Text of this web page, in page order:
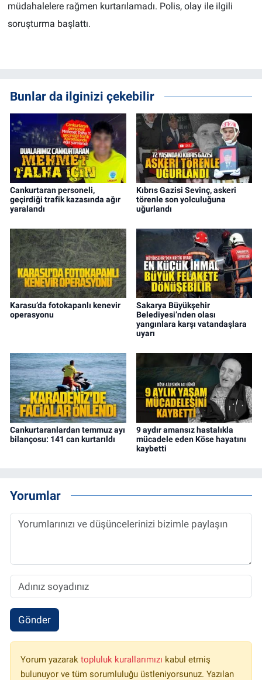
müdahalelere rağmen kurtarılamadı. Polis, olay ile ilgili
soruşturma başlattı.
Bunlar da ilginizi çekebilir
Cankurtaran personeli,
geçirdiği trafik kazasında ağır
yaralandı
Kıbrıs Gazisi Sevinç, askeri
törenle son yolculuğuna
uğurlandı
Karasu’da fotokapanlı kenevir
operasyonu
Sakarya Büyükşehir
Belediyesi’nden olası
yangınlara karşı vatandaşlara
uyarı
Cankurtaranlardan temmuz ayı
bilançosu: 141 can kurtarıldı
9 aydır amansız hastalıkla
mücadele eden Köse hayatını
kaybetti
Yorumlar
Gönder
Yorum yazarak topluluk kurallarımızı kabul etmiş
bulunuyor ve tüm sorumluluğu üstleniyorsunuz. Yazılan